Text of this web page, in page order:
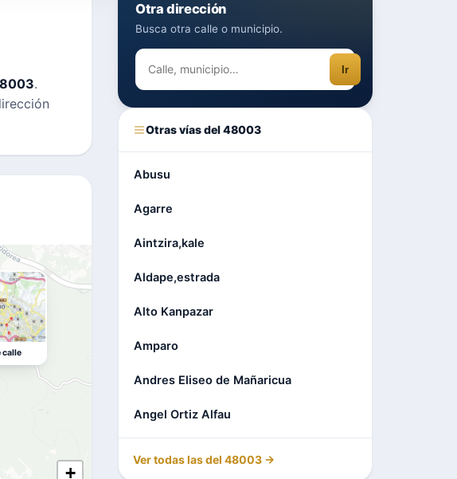
.
+
calle
Otra dirección
Busca otra calle o municipio.
Ir
Otras vías del 48003
Abusu
Agarre
Aintzira,kale
Aldape,estrada
Alto Kanpazar
Amparo
Andres Eliseo de Mañaricua
Angel Ortiz Alfau
Ver todas las del 48003 →